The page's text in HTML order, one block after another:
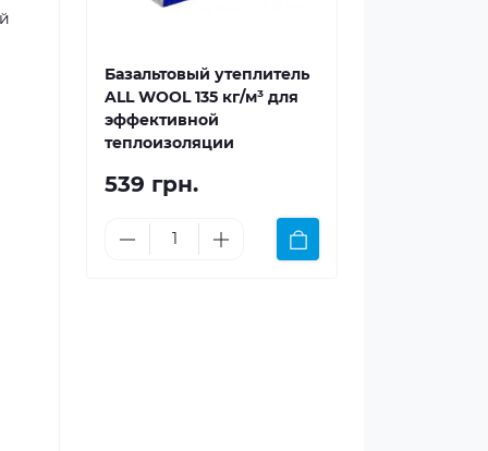
Базальтовый утеплитель
ALL WOOL 135 кг/м³ для
эффективной
теплоизоляции
539 грн.